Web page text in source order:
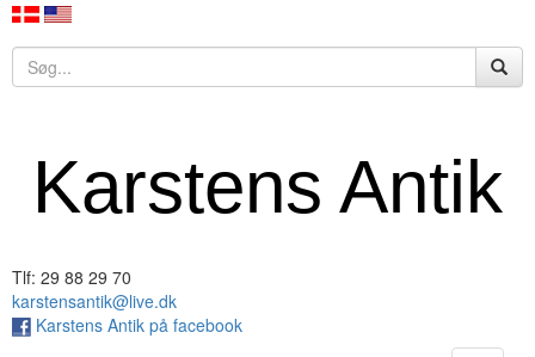
Karstens Antik
Tlf: 29 88 29 70
karstensantik@live.dk
Karstens Antik på facebook